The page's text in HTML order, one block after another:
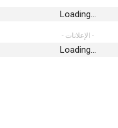
Loading...
- الإعلانات -
Loading...